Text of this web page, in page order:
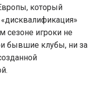
который
сезоне игроки не
бывшие клубы, ни за